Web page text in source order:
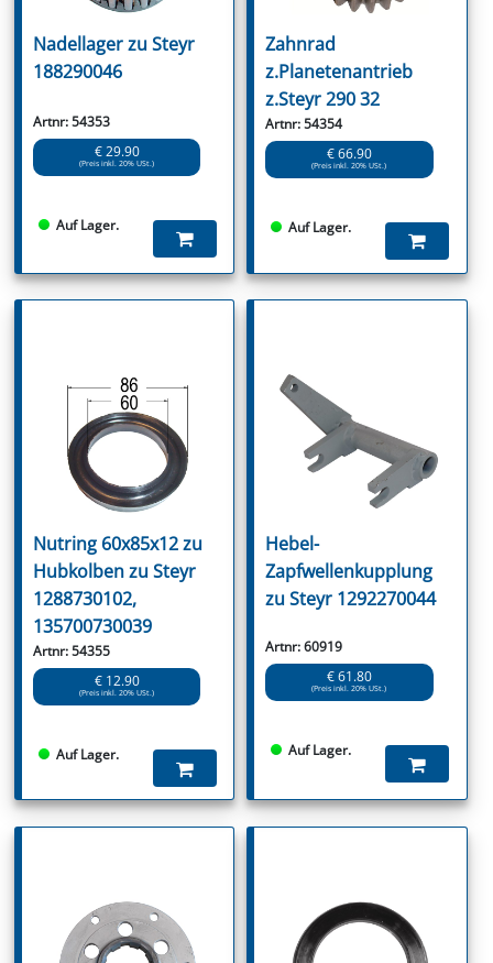
Nadellager zu Steyr
188290046
Artnr: 54353
€ 29.90
(Preis inkl. 20% USt.)
Auf Lager.
Zahnrad
z.Planetenantrieb
z.Steyr 290 32
Artnr: 54354
€ 66.90
(Preis inkl. 20% USt.)
Auf Lager.
Nutring 60x85x12 zu
Hubkolben zu Steyr
1288730102,
135700730039
Artnr: 54355
€ 12.90
(Preis inkl. 20% USt.)
Auf Lager.
Hebel-
Zapfwellenkupplung
zu Steyr 1292270044
Artnr: 60919
€ 61.80
(Preis inkl. 20% USt.)
Auf Lager.